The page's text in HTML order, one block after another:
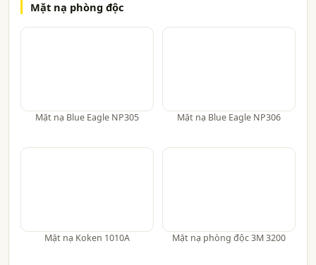
Mặt nạ phòng độc
Mặt nạ Blue Eagle NP305 Mặt nạ Blue Eagle NP306
Mặt nạ Koken 1010A Mặt nạ phòng độc 3M 3200